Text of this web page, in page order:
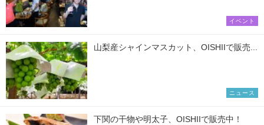
イベント
山梨産シャインマスカット、OISHIIで販売...
ニュース
下関の干物や明太子、OISHIIで販売中！